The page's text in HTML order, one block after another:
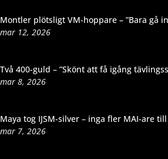
Montler plötsligt VM-hoppare – ”Bara gå
mar 12, 2026
Två 400-guld – ”Skönt att få igång
mar 8, 2026
Maya tog IJSM-silver – inga fler MAI-are
mar 7, 2026